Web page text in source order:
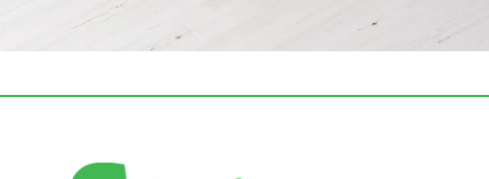
Et vestibulum quis a suspendisse